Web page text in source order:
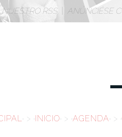
RSS| ANÚNCIÉSE
> INICIO > AGENDA >